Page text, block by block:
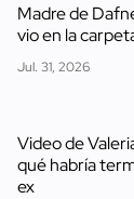
Madre de
vio en la
Jul. 31, 2026
Video de
qué habría
ex